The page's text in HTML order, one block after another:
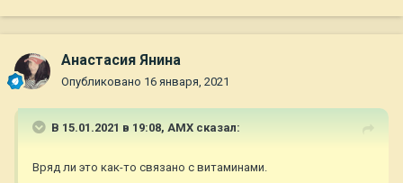
Анастасия Янина
Опубликовано 16 января, 2021
В 15.01.2021 в 19:08, AMX сказал:
Вряд ли это как-то связано с витаминами.